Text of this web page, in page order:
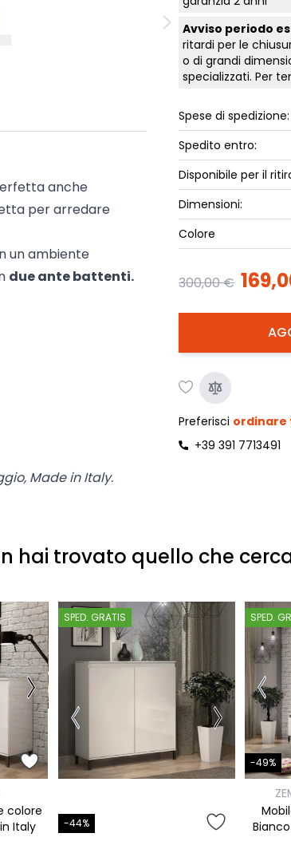
anche
per arredare
un ambiente
due ante battenti.
Made in Italy.
Avviso periodo
ritardi per le
o di grandi
specializzati. Per
Spese di spedizione:
Spedito entro:
Disponibile per il
Dimensioni:
Colore
300,00 €
Preferisci ordinare
+39 391 7713491
hai trovato quello che
colore
Italy
SPED. GRATIS
-44%
SPED.
-49%